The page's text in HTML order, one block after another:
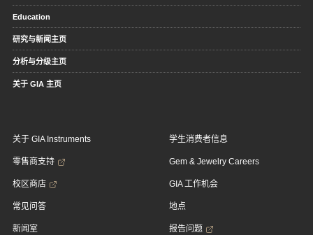
Education
研究与新闻主页
分析与分级主页
关于 GIA 主页
关于 GIA Instruments
零售商支持
校区商店
常见问答
新闻室
学生消费者信息
Gem & Jewelry Careers
GIA 工作机会
地点
报告问题